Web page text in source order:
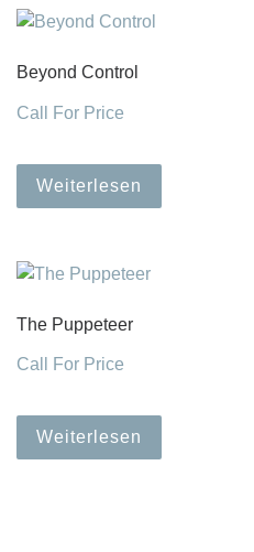
Beyond Control
Call For Price
Weiterlesen
The Puppeteer
Call For Price
Weiterlesen